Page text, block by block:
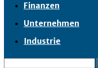
Finanzen
Unternehmen
Industrie